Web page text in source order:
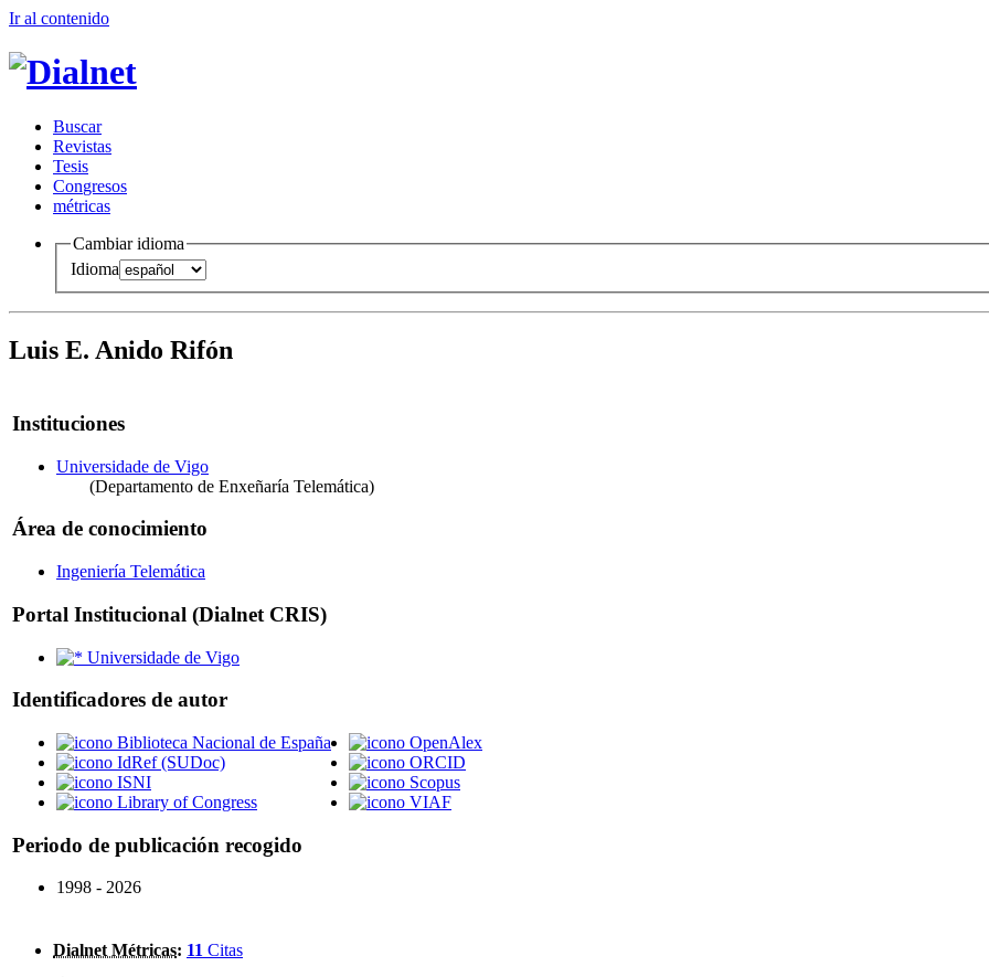
Ir al contenido
Buscar
Revistas
Tesis
Congresos
métricas
Cambiar idioma
Idioma
Luis E. Anido Rifón
Instituciones
Universidade de Vigo
(Departamento de Enxeñaría Telemática)
Área de conocimiento
Ingeniería Telemática
Portal Institucional (Dialnet CRIS)
Universidade de Vigo
Identificadores de autor
Biblioteca Nacional de España
IdRef (SUDoc)
ISNI
Library of Congress
OpenAlex
ORCID
Scopus
VIAF
Periodo de publicación recogido
1998 - 2026
Dialnet Métricas: 11 Citas